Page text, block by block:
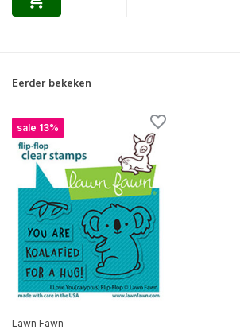
Eerder bekeken
sale 13%
Lawn Fawn